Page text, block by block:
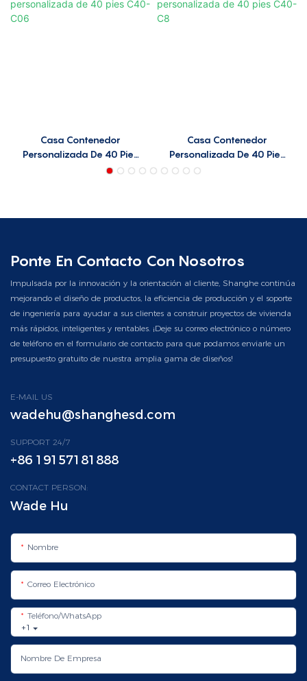
Casa Contenedor
Personalizada De 40 Pies
Casa Contenedor
Personalizada De 40 Pies
Ponte En Contacto Con Nosotros
Impulsada por la innovación y la orientación al cliente, Shanghe continúa
mejorando el diseño de productos, la eficiencia de producción y el soporte
de ingeniería para ayudar a sus clientes a construir proyectos de vivienda
más rápidos, inteligentes y rentables. ¡Deje su correo electrónico o número
de teléfono en el formulario de contacto para que podamos enviarle un
presupuesto gratuito de nuestra amplia gama de diseños!
E-MAIL US
wadehu@shanghesd.com
SUPPORT 24/7
+86 19157181888
CONTACT PERSON:
Wade Hu
Nombre
Correo Electrónico
+1
Teléfono/WhatsApp
Nombre De Empresa